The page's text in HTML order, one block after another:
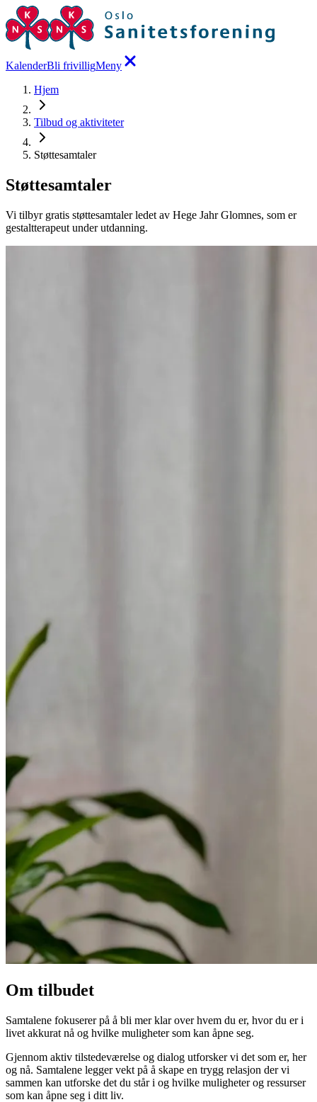
KalenderBli frivilligMeny
Hjem
Tilbud og aktiviteter
Støttesamtaler
Støttesamtaler
Vi tilbyr gratis støttesamtaler ledet av Hege Jahr Glomnes, som er
gestaltterapeut under utdanning.
Om tilbudet
Samtalene fokuserer på å bli mer klar over hvem du er, hvor du er i
livet akkurat nå og hvilke muligheter som kan åpne seg.
Gjennom aktiv tilstedeværelse og dialog utforsker vi det som er, her
og nå. Samtalene legger vekt på å skape en trygg relasjon der vi
sammen kan utforske det du står i og hvilke muligheter og ressurser
som kan åpne seg i ditt liv.